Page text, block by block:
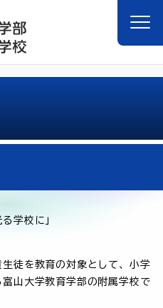
学校に」
徒を教育の対象として、小学
山大学教育学部の附属学校で